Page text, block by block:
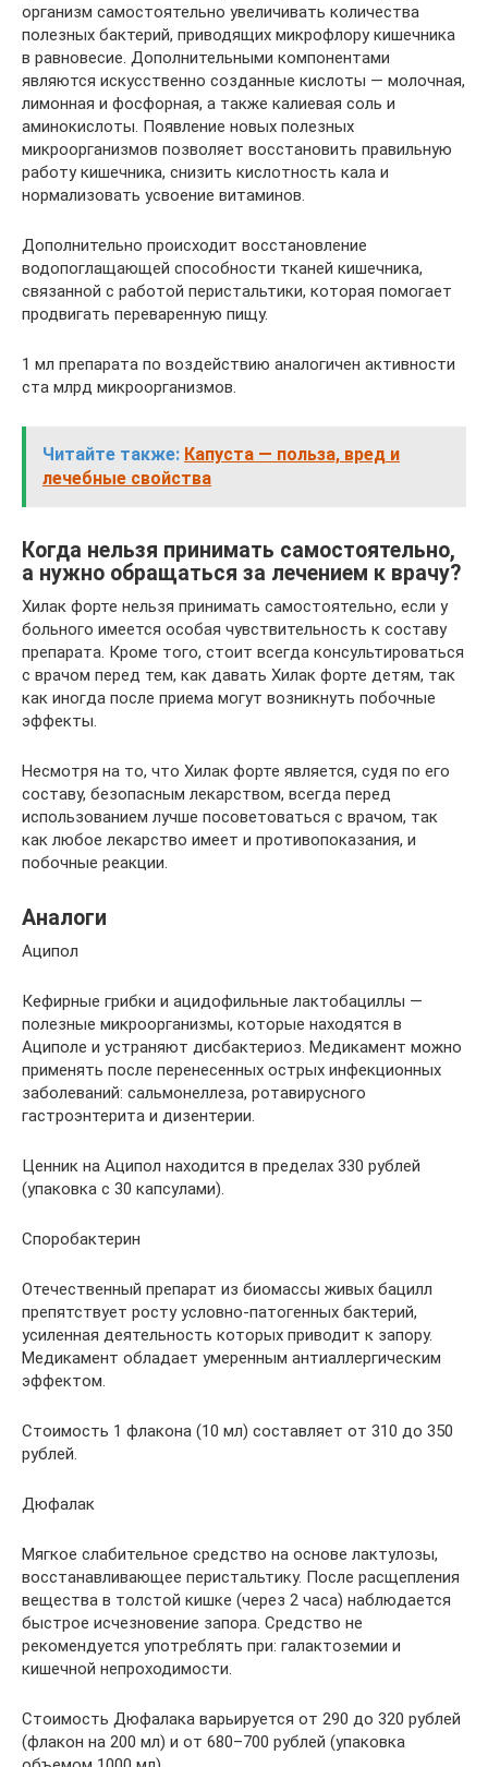
организм самостоятельно увеличивать количества
полезных бактерий, приводящих микрофлору кишечника
в равновесие. Дополнительными компонентами
являются искусственно созданные кислоты — молочная,
лимонная и фосфорная, а также калиевая соль и
аминокислоты. Появление новых полезных
микроорганизмов позволяет восстановить правильную
работу кишечника, снизить кислотность кала и
нормализовать усвоение витаминов.
Дополнительно происходит восстановление
водопоглащающей способности тканей кишечника,
связанной с работой перистальтики, которая помогает
продвигать переваренную пищу.
1 мл препарата по воздействию аналогичен активности
ста млрд микроорганизмов.
Читайте также: Капуста — польза, вред и
лечебные свойства
Когда нельзя принимать самостоятельно,
а нужно обращаться за лечением к врачу?
Хилак форте нельзя принимать самостоятельно, если у
больного имеется особая чувствительность к составу
препарата. Кроме того, стоит всегда консультироваться
с врачом перед тем, как давать Хилак форте детям, так
как иногда после приема могут возникнуть побочные
эффекты.
Несмотря на то, что Хилак форте является, судя по его
составу, безопасным лекарством, всегда перед
использованием лучше посоветоваться с врачом, так
как любое лекарство имеет и противопоказания, и
побочные реакции.
Аналоги
Аципол
Кефирные грибки и ацидофильные лактобациллы —
полезные микроорганизмы, которые находятся в
Ациполе и устраняют дисбактериоз. Медикамент можно
применять после перенесенных острых инфекционных
заболеваний: сальмонеллеза, ротавирусного
гастроэнтерита и дизентерии.
Ценник на Аципол находится в пределах 330 рублей
(упаковка с 30 капсулами).
Споробактерин
Отечественный препарат из биомассы живых бацилл
препятствует росту условно-патогенных бактерий,
усиленная деятельность которых приводит к запору.
Медикамент обладает умеренным антиаллергическим
эффектом.
Стоимость 1 флакона (10 мл) составляет от 310 до 350
рублей.
Дюфалак
Мягкое слабительное средство на основе лактулозы,
восстанавливающее перистальтику. После расщепления
вещества в толстой кишке (через 2 часа) наблюдается
быстрое исчезновение запора. Средство не
рекомендуется употреблять при: галактоземии и
кишечной непроходимости.
Стоимость Дюфалака варьируется от 290 до 320 рублей
(флакон на 200 мл) и от 680–700 рублей (упаковка